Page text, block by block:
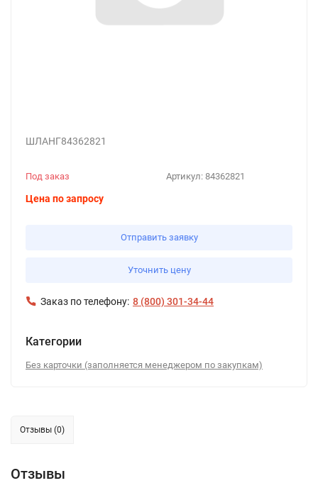
ШЛАНГ84362821
Артикул: 84362821
Под заказ
Цена по запросу
Отправить заявку
Уточнить цену
Заказ по телефону: 8 (800) 301-34-44
Категории
Без карточки (заполняется менеджером по закупкам)
Отзывы (0)
Отзывы